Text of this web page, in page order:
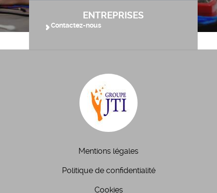
ENTREPRISES
Contactez-nous
Mentions légales
Politique de confidentialité
Cookies